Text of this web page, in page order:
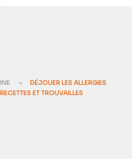
DÉJOUER LES ALLERGIES
ET TROUVAILLES